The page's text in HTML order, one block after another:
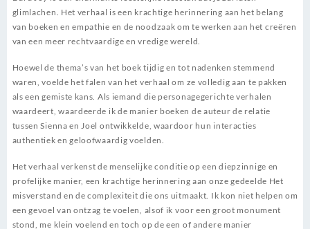
glimlachen. Het verhaal is een krachtige herinnering aan het belang
van boeken en empathie en de noodzaak om te werken aan het creëren
van een meer rechtvaardige en vredige wereld.
Hoewel de thema’s van het boek tijdig en tot nadenken stemmend
waren, voelde het falen van het verhaal om ze volledig aan te pakken
als een gemiste kans. Als iemand die personagegerichte verhalen
waardeert, waardeerde ik de manier boeken de auteur de relatie
tussen Sienna en Joel ontwikkelde, waardoor hun interacties
authentiek en geloofwaardig voelden.
Het verhaal verkenst de menselijke conditie op een diepzinnige en
profelijke manier, een krachtige herinnering aan onze gedeelde Het
misverstand en de complexiteit die ons uitmaakt. Ik kon niet helpen om
een gevoel van ontzag te voelen, alsof ik voor een groot monument
stond, me klein voelend en toch op de een of andere manier